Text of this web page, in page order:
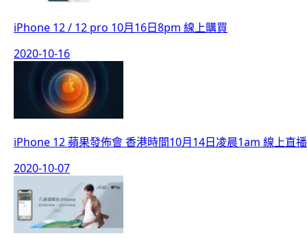
iPhone 12 / 12 pro 10月16日8pm 線上購買
2020-10-16
iPhone 12 蘋果發佈會 香港時間10月14日凌晨1am 線上直播
2020-10-07